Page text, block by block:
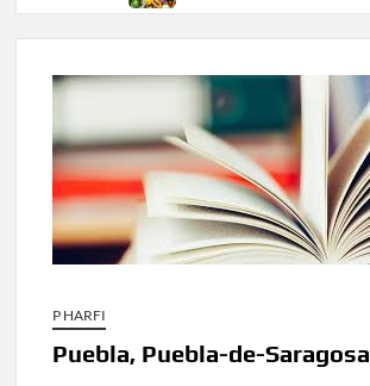
P HARFI
Puebla, Puebla-de-Saragosa